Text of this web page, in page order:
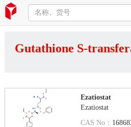
Gutathione S-
Ezatiostat
Ezatiostat
CAS No：